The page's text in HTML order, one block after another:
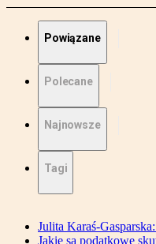
Powiązane
Polecane
Najnowsze
Tagi
Julita Karaś-
Jakie są podatkowe